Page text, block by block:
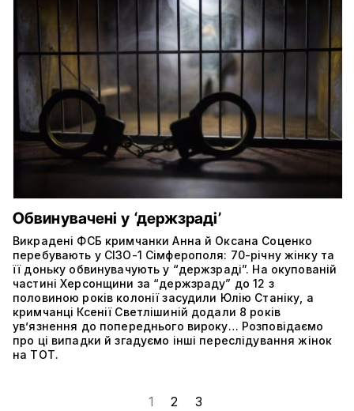
Обвинувачені у ‘держзраді’
Викрадені ФСБ кримчанки Анна й Оксана Соценко
перебувають у СІЗО-1 Сімферополя: 70-річну жінку та
її доньку обвинувачують у “держзраді”. На окупованій
частині Херсонщини за “держзраду” до 12 з
половиною років колонії засудили Юлію Станіку, а
кримчанці Ксенії Светлішиній додали 8 років
ув’язнення до попереднього вироку… Розповідаємо
про ці випадки й згадуємо інші переслідування жінок
на ТОТ.
1 2 3